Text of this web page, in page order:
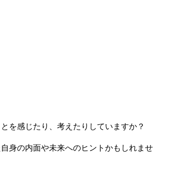
を感じたり、考えたりしていますか？
身の内面や未来へのヒントかもしれませ